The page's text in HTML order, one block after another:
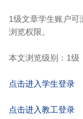
1级文章学生账户可
浏览权限。
本文浏览级别：1级
点击进入学生登录
点击进入教工登录